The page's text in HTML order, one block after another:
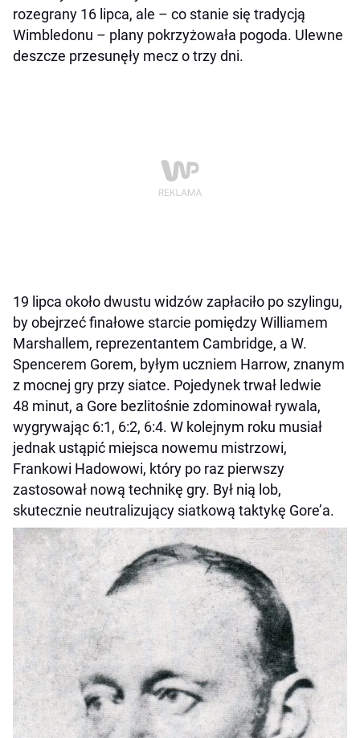
rozegrany 16 lipca, ale – co stanie się tradycją
Wimbledonu – plany pokrzyżowała pogoda. Ulewne
deszcze przesunęły mecz o trzy dni.
19 lipca około dwustu widzów zapłaciło po szylingu,
by obejrzeć finałowe starcie pomiędzy Williamem
Marshallem, reprezentantem Cambridge, a W.
Spencerem Gorem, byłym uczniem Harrow, znanym
z mocnej gry przy siatce. Pojedynek trwał ledwie
48 minut, a Gore bezlitośnie zdominował rywala,
wygrywając 6:1, 6:2, 6:4. W kolejnym roku musiał
jednak ustąpić miejsca nowemu mistrzowi,
Frankowi Hadowowi, który po raz pierwszy
zastosował nową technikę gry. Był nią lob,
skutecznie neutralizujący siatkową taktykę Gore’a.